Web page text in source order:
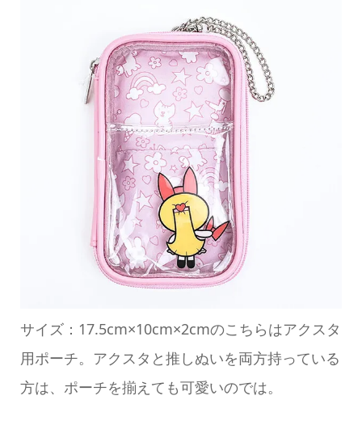
サイズ：17.5cm×10cm×2cmのこちらはアクスタ
用ポーチ。アクスタと推しぬいを両方持っている
方は、ポーチを揃えても可愛いのでは。